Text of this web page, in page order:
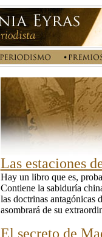
Las estaciones
Hay un libro que es,
Contiene la sabiduría
las doctrinas antagónicas
asombrará de su
El secreto de